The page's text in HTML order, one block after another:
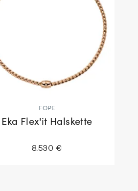
FOPE
Eka Flex'it Halskette
8.530 €